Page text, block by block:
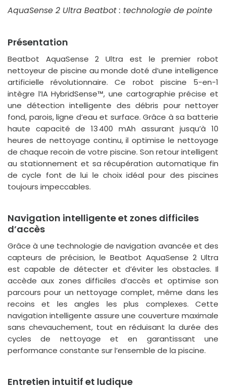
AquaSense 2 Ultra Beatbot : technologie de pointe
Présentation
Beatbot AquaSense 2 Ultra est le premier robot
nettoyeur de piscine au monde doté d’une intelligence
artificielle révolutionnaire. Ce robot piscine 5-en-1
intègre l’IA HybridSense™, une cartographie précise et
une détection intelligente des débris pour nettoyer
fond, parois, ligne d’eau et surface. Grâce à sa batterie
haute capacité de 13 400 mAh assurant jusqu’à 10
heures de nettoyage continu, il optimise le nettoyage
de chaque recoin de votre piscine. Son retour intelligent
au stationnement et sa récupération automatique fin
de cycle font de lui le choix idéal pour des piscines
toujours impeccables.
Navigation intelligente et zones difficiles
d’accès
Grâce à une technologie de navigation avancée et des
capteurs de précision, le Beatbot AquaSense 2 Ultra
est capable de détecter et d’éviter les obstacles. Il
accède aux zones difficiles d’accès et optimise son
parcours pour un nettoyage complet, même dans les
recoins et les angles les plus complexes. Cette
navigation intelligente assure une couverture maximale
sans chevauchement, tout en réduisant la durée des
cycles de nettoyage et en garantissant une
performance constante sur l’ensemble de la piscine.
Entretien intuitif et ludique